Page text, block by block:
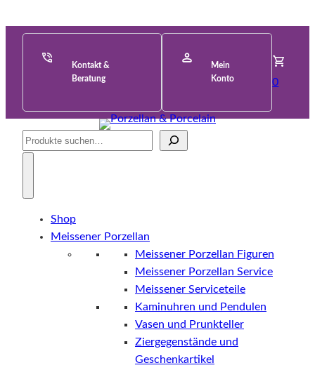
Kontakt &
Beratung
Mein
Konto
0
Suche
Shop
Meissener Porzellan
Meissener Porzellan Figuren
Meissener Porzellan Service
Meissener Serviceteile
Kaminuhren und Pendulen
Vasen und Prunkteller
Ziergegenstände und
Geschenkartikel